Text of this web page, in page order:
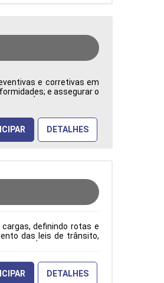
e corretivas em
e assegurar o
DETALHES
definindo rotas e
das leis de trânsito,
DETALHES